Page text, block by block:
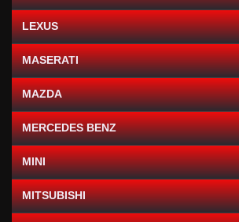
LEXUS
MASERATI
MAZDA
MERCEDES BENZ
MINI
MITSUBISHI